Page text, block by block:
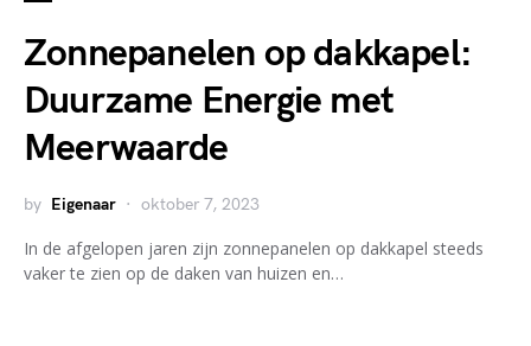
Zonnepanelen op dakkapel:
Duurzame Energie met
Meerwaarde
by Eigenaar oktober 7, 2023
In de afgelopen jaren zijn zonnepanelen op dakkapel steeds
vaker te zien op de daken van huizen en…